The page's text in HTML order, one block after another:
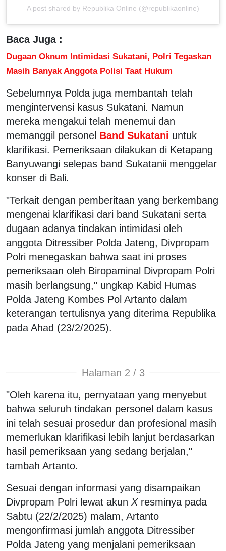
A post shared by Republika Online (@republikaonline)
Baca Juga :
Dugaan Oknum Intimidasi Sukatani, Polri Tegaskan
Masih Banyak Anggota Polisi Taat Hukum
Sebelumnya Polda juga membantah telah
mengintervensi kasus Sukatani. Namun
mereka mengakui telah menemui dan
memanggil personel Band Sukatani untuk
klarifikasi. Pemeriksaan dilakukan di Ketapang
Banyuwangi selepas band Sukatanii menggelar
konser di Bali.
"Terkait dengan pemberitaan yang berkembang
mengenai klarifikasi dari band Sukatani serta
dugaan adanya tindakan intimidasi oleh
anggota Ditressiber Polda Jateng, Divpropam
Polri menegaskan bahwa saat ini proses
pemeriksaan oleh Biropaminal Divpropam Polri
masih berlangsung," ungkap Kabid Humas
Polda Jateng Kombes Pol Artanto dalam
keterangan tertulisnya yang diterima Republika
pada Ahad (23/2/2025).
Halaman 2 / 3
"Oleh karena itu, pernyataan yang menyebut
bahwa seluruh tindakan personel dalam kasus
ini telah sesuai prosedur dan profesional masih
memerlukan klarifikasi lebih lanjut berdasarkan
hasil pemeriksaan yang sedang berjalan,"
tambah Artanto.
Sesuai dengan informasi yang disampaikan
Divpropam Polri lewat akun Xresminya pada
Sabtu (22/2/2025) malam, Artanto
mengonfirmasi jumlah anggota Ditressiber
Polda Jateng yang menjalani pemeriksaan